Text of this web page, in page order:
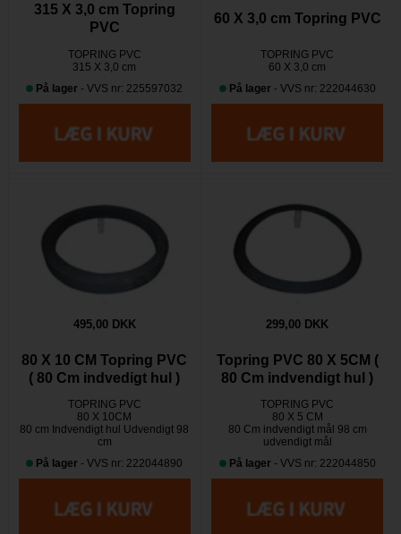
315 X 3,0 cm Topring
PVC
TOPRING PVC
315 X 3,0 cm
På lager - VVS nr: 225597032
60 X 3,0 cm Topring PVC
TOPRING PVC
60 X 3,0 cm
På lager - VVS nr: 222044630
495,00 DKK
80 X 10 CM Topring PVC
( 80 Cm indvedigt hul )
TOPRING PVC
80 X 10CM
80 cm Indvendigt hul Udvendigt 98
cm
På lager - VVS nr: 222044890
299,00 DKK
Topring PVC 80 X 5CM (
80 Cm indvendigt hul )
TOPRING PVC
80 X 5 CM
80 Cm indvendigt mål 98 cm
udvendigt mål
På lager - VVS nr: 222044850